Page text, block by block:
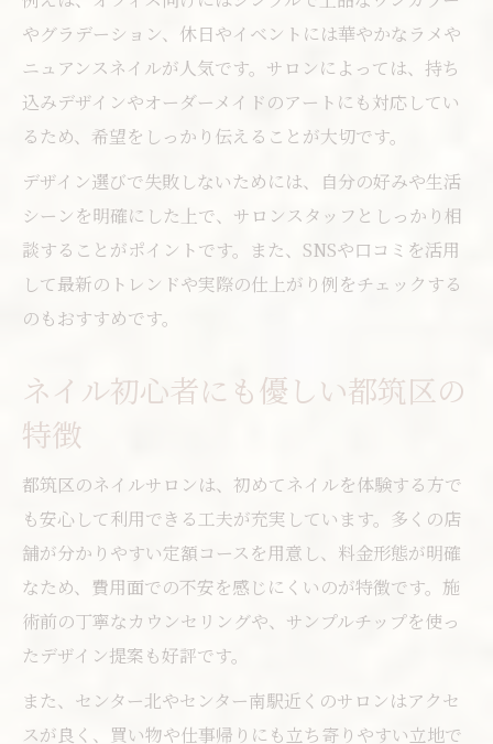
やグラデーション、休日やイベントには華やかなラメや
ニュアンスネイルが人気です。サロンによっては、持ち
込みデザインやオーダーメイドのアートにも対応してい
るため、希望をしっかり伝えることが大切です。
デザイン選びで失敗しないためには、自分の好みや生活
シーンを明確にした上で、サロンスタッフとしっかり相
談することがポイントです。また、SNSや口コミを活用
して最新のトレンドや実際の仕上がり例をチェックする
のもおすすめです。
ネイル初心者にも優しい都筑区の
特徴
都筑区のネイルサロンは、初めてネイルを体験する方で
も安心して利用できる工夫が充実しています。多くの店
舗が分かりやすい定額コースを用意し、料金形態が明確
なため、費用面での不安を感じにくいのが特徴です。施
術前の丁寧なカウンセリングや、サンプルチップを使っ
たデザイン提案も好評です。
また、センター北やセンター南駅近くのサロンはアクセ
スが良く、買い物や仕事帰りにも立ち寄りやすい立地で